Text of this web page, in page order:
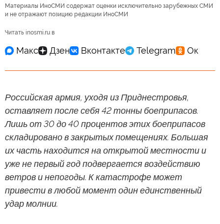
Материалы ИноСМИ содержат оценки исключительно зарубежных СМИ
и не отражают позицию редакции ИноСМИ
Читать inosmi.ru в
Российская армия, уходя из Приднестровья,
оставляет после себя 42 тонны боеприпасов.
Лишь от 30 до 40 процентов этих боеприпасов
складировано в закрытых помещениях. Большая
их часть находится на открытой местности и
уже не первый год подвергается воздействию
ветров и непогоды. К катастрофе может
привести в любой момент один единственный
удар молнии.